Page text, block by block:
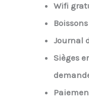
Wifi
Journal
Sièges